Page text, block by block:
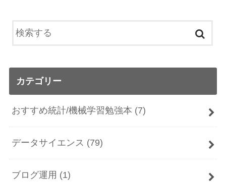
カテゴリー
おすすめ統計/機械学習勉強本 (7)
データサイエンス (79)
ブログ運用 (1)